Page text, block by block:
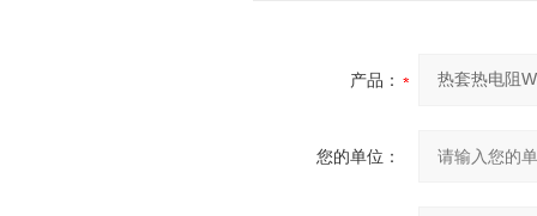
产品：
您的单位：